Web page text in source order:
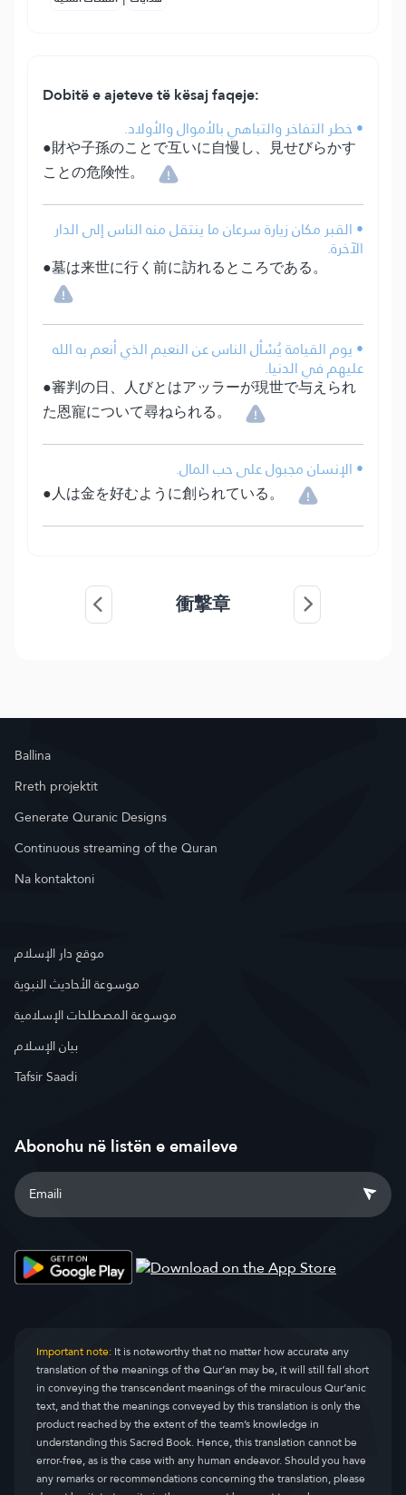
Dobitë e ajeteve të kësaj faqeje:
• خطر التفاخر والتباهي بالأموال والأولاد.
●財や子孫のことで互いに自慢し、見せびらかす
ことの危険性。
• القبر مكان زيارة سرعان ما ينتقل منه الناس إلى الدار
الآخرة.
●墓は来世に行く前に訪れるところである。
• يوم القيامة يُسْأل الناس عن النعيم الذي أنعم به الله
عليهم في الدنيا.
●審判の日、人びとはアッラーが現世で与えられ
た恩寵について尋ねられる。
• الإنسان مجبول على حب المال.
●人は金を好むように創られている。
衝撃章
Ballina
Rreth projektit
Generate Quranic Designs
Continuous streaming of the Quran
Na kontaktoni
موقع دار الإسلام
موسوعة الأحاديث النبوية
موسوعة المصطلحات الإسلامية
بيان الإسلام
Tafsir Saadi
Abonohu në listën e emaileve
Important note:It is noteworthy that no matter how accurate any
translation of the meanings of the Qur’an may be, it will still fall short
in conveying the transcendent meanings of the miraculous Qur’anic
text, and that the meanings conveyed by this translation is only the
product reached by the extent of the team’s knowledge in
understanding this Sacred Book. Hence, this translation cannot be
error-free, as is the case with any human endeavor. Should you have
any remarks or recommendations concerning the translation, please